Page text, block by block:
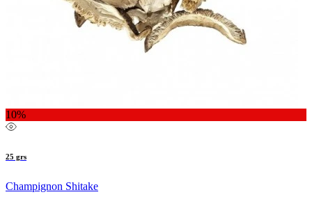
10%
25 grs
Champignon Shitake